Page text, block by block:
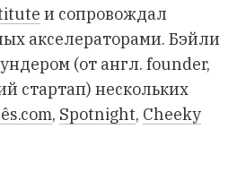
и сопровождал
акселераторами. Бэйли
(от англ. founder,
стартап) нескольких
, Spotnight, Cheeky